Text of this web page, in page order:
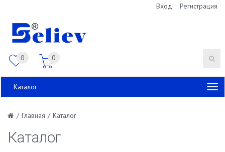
Вход Регистрация
0 0
Каталог
/ Главная / Каталог
Каталог